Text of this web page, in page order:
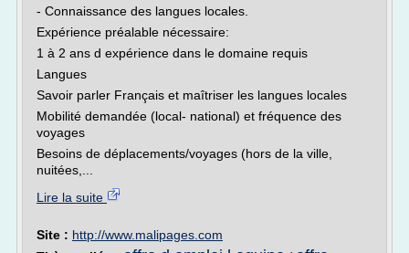
- Connaissance des langues locales.
Expérience préalable nécessaire:
1 à 2 ans d expérience dans le domaine requis
Langues
Savoir parler Français et maîtriser les langues locales
Mobilité demandée (local- national) et fréquence des
voyages
Besoins de déplacements/voyages (hors de la ville,
nuitées,...
Lire la suite
Site : http://www.malipages.com